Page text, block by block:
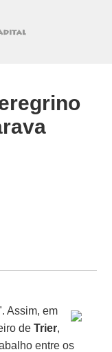
Assim, em
deTrier,
entre os